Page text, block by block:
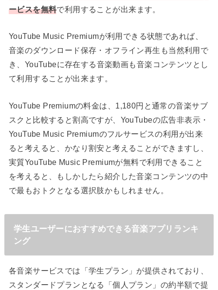
ービスを無料で利用することが出来ます。
YouTube Music Premiumが利用できる状態であれば、
音楽のダウンロード保存・オフライン再生も当然利用で
き、YouTubeに存在する音楽動画も音楽コンテンツとし
て利用することが出来ます。
YouTube Premiumの料金は、1,180円と通常の音楽サブ
スクと比較すると割高ですが、YouTubeの広告非表示・
YouTube Music Premiumのフルサービスの利用が出来
ると考えると、かなり割安と考えることができますし、
実質YouTube Music Premiumが無料で利用できること
を考えると、もしかしたら紹介した音楽コンテンツの中
で最もおトクとなる選択肢かもしれません。
学生ユーザーにおすすめできる音楽アプリランキ
ング
各音楽サービスでは「学生プラン」が提供されており、
スタンダードプランとなる「個人プラン」の約半額で提